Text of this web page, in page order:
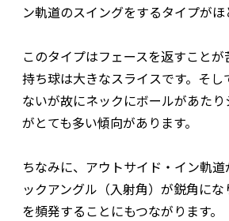
ン軌道のスイングをするタイプがほ
このタイプはフェースを返すこと
持ち球は大きなスライスです。そし
ないが故にネックにボールがあた
がとても多い傾向があります。
ちなみに、アウトサイド・イン軌
ックアングル（入射角）が鋭角にな
を頻発することにもつながります。